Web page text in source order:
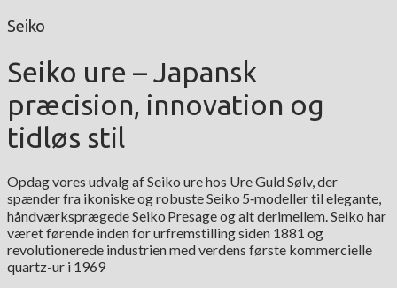
Seiko
Seiko ure – Japansk
præcision, innovation og
tidløs stil
Opdag vores udvalg af Seiko ure hos Ure Guld Sølv, der
spænder fra ikoniske og robuste Seiko 5‑modeller til elegante,
håndværksprægede Seiko Presage og alt derimellem. Seiko har
været førende inden for urfremstilling siden 1881 og
revolutionerede industrien med verdens første kommercielle
quartz-ur i 1969